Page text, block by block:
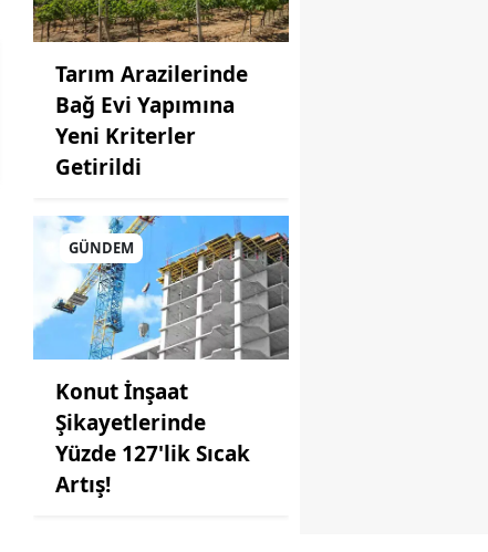
Tarım Arazilerinde
Bağ Evi Yapımına
Yeni Kriterler
Getirildi
GÜNDEM
Konut İnşaat
Şikayetlerinde
Yüzde 127'lik Sıcak
Artış!